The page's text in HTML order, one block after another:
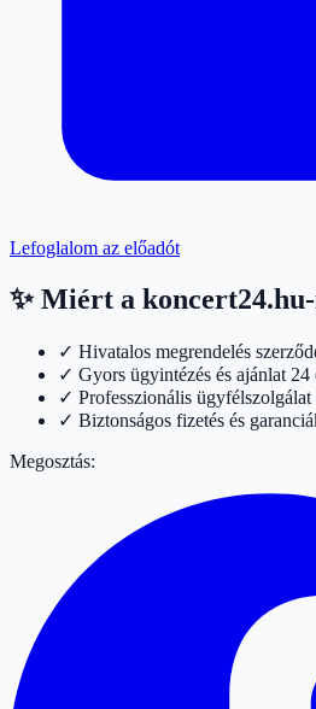
Lefoglalom az előadót
✨ Miért a
✓ Hivatalos megrendelés
✓ Gyors ügyintézés és ajánlat 24
✓ Professzionális ügyfélszolgálat
✓ Biztonságos fizetés és
Megosztás: